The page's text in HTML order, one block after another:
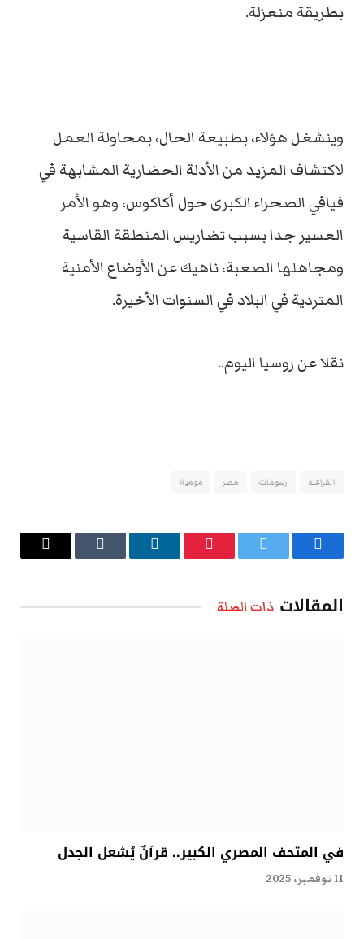
بطريقة منعزلة.
وينشغل هؤلاء، بطبيعة الحال، بمحاولة العمل
لاكتشاف المزيد من الأدلة الحضارية المشابهة في
فيافي الصحراء الكبرى حول أكاكوس، وهو الأمر
العسير جدا بسبب تضاريس المنطقة القاسية
ومجاهلها الصعبة، ناهيك عن الأوضاع الأمنية
المتردية في البلاد في السنوات الأخيرة.
نقلا عن روسيا اليوم..
الفراعنة رسومات مصر مومياء
فيسبوك تويتر بينتيريستلينكدإن Tumblr
البريد
المقالات ذات الصلة
في المتحف المصري الكبير.. قرآنٌ يُشعل الجدل
11 نوفمبر، 2025